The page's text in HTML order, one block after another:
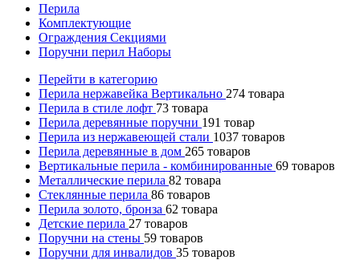
Перила
Комплектующие
Ограждения Секциями
Поручни перил Наборы
Перейти в категорию
Перила нержавейка Вертикально 274 товара
Перила в стиле лофт 73 товара
Перила деревянные поручни 191 товар
Перила из нержавеющей стали 1037 товаров
Перила деревянные в дом 265 товаров
Вертикальные перила - комбинированные 69 товаров
Металлические перила 82 товара
Стеклянные перила 86 товаров
Перила золото, бронза 62 товара
Детские перила 27 товаров
Поручни на стены 59 товаров
Поручни для инвалидов 35 товаров